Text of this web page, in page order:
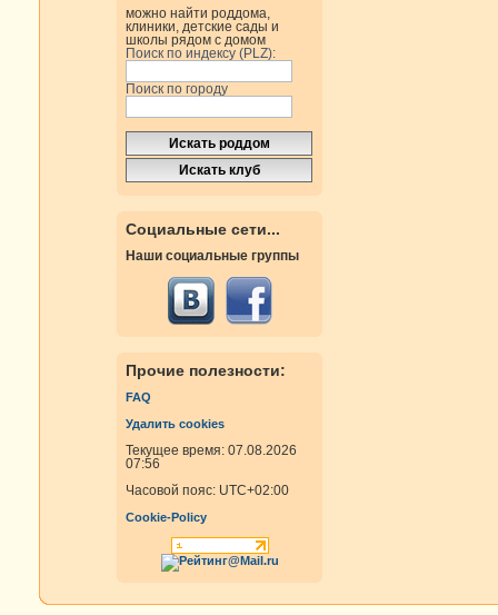
можно найти роддома,
клиники, детские сады и
школы рядом с домом
Поиск по индексу (PLZ):
Поиск по городу
Социальные сети...
Наши социальные группы
Прочие полезности:
FAQ
Удалить cookies
Текущее время: 07.08.2026
07:56
Часовой пояс: UTC+02:00
Cookie-Policy